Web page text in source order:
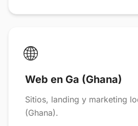
🌐
Web en Ga (Ghana)
Sitios, landing y marketing
(Ghana).